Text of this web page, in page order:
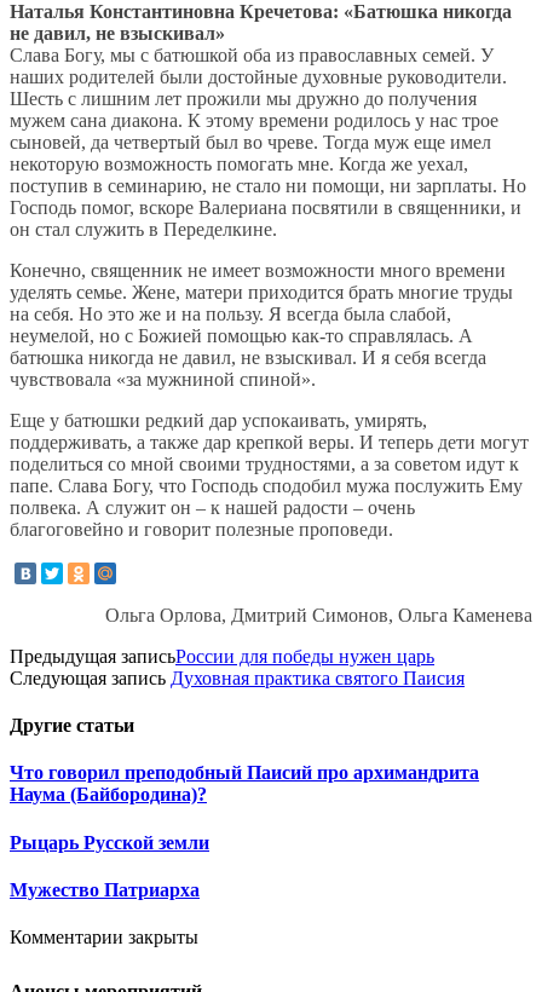
Наталья Константиновна Кречетова: «Батюшка никогда
не давил, не взыскивал»
Слава Богу, мы с батюшкой оба из православных семей. У
наших родителей были достойные духовные руководители.
Шесть с лишним лет прожили мы дружно до получения
мужем сана диакона. К этому времени родилось у нас трое
сыновей, да четвертый был во чреве. Тогда муж еще имел
некоторую возможность помогать мне. Когда же уехал,
поступив в семинарию, не стало ни помощи, ни зарплаты. Но
Господь помог, вскоре Валериана посвятили в священники, и
он стал служить в Переделкине.
Конечно, священник не имеет возможности много времени
уделять семье. Жене, матери приходится брать многие труды
на себя. Но это же и на пользу. Я всегда была слабой,
неумелой, но с Божией помощью как-то справлялась. А
батюшка никогда не давил, не взыскивал. И я себя всегда
чувствовала «за мужниной спиной».
Еще у батюшки редкий дар успокаивать, умирять,
поддерживать, а также дар крепкой веры. И теперь дети могут
поделиться со мной своими трудностями, а за советом идут к
папе. Слава Богу, что Господь сподобил мужа послужить Ему
полвека. А служит он – к нашей радости – очень
благоговейно и говорит полезные проповеди.
Ольга Орлова, Дмитрий Симонов, Ольга Каменева
Предыдущая записьРоссии для победы нужен царь
Следующая запись Духовная практика святого Паисия
Другие статьи
Что говорил преподобный Паисий про архимандрита
Наума (Байбородина)?
Рыцарь Русской земли
Мужество Патриарха
Комментарии закрыты